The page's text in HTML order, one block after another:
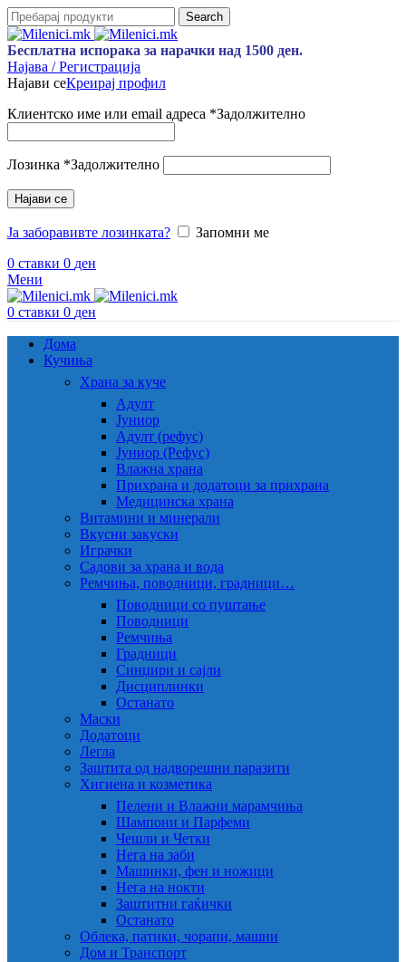
Search
Бесплатна испорака за нарачки над 1500 ден.
Најава / Регистрација
Најави сеКреирај профил
Клиентско име или email адреса *Задолжително
Лозинка *Задолжително
Најави се
Ја заборавивте лозинката?
Запомни ме
0 ставки 0 ден
Мени
0 ставки 0 ден
Дома
Кучиња
Храна за куче
Адулт
Јуниор
Адулт (рефус)
Јуниор (Рефус)
Влажна храна
Прихрана и додатоци за прихрана
Медицинска храна
Витамини и минерали
Вкусни закуски
Играчки
Садови за храна и вода
Ремчиња, поводници, градници…
Поводници со пуштање
Поводници
Ремчиња
Градници
Синџири и сајли
Дисциплинки
Останато
Маски
Додатоци
Легла
Заштита од надворешни паразити
Хигиена и козметика
Пелени и Влажни марамчиња
Шампони и Парфеми
Чешли и Четки
Нега на заби
Машинки, фен и ножици
Нега на нокти
Заштитни гаќички
Останато
Облека, патики, чорапи, машни
Дом и Транспорт